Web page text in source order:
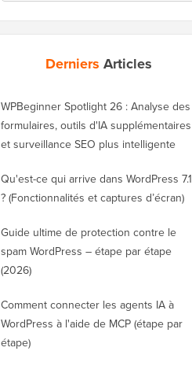
Derniers Articles
WPBeginner Spotlight 26 : Analyse des
formulaires, outils d'IA supplémentaires
et surveillance SEO plus intelligente
Qu'est-ce qui arrive dans WordPress 7.1
? (Fonctionnalités et captures d’écran)
Guide ultime de protection contre le
spam WordPress – étape par étape
(2026)
Comment connecter les agents IA à
WordPress à l'aide de MCP (étape par
étape)